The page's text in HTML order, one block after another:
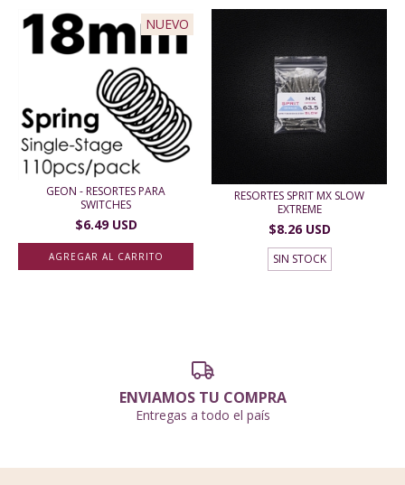
NUEVO
GEON - RESORTES PARA
SWITCHES
$6.49 USD
AGREGAR AL CARRITO
RESORTES SPRIT MX SLOW
EXTREME
$8.26 USD
SIN STOCK
ENVIAMOS TU COMPRA
Entregas a todo el país